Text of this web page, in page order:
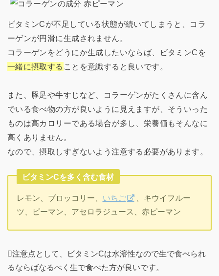
ビタミンCが不足している状態が続いてしまうと、コラ
ーゲンが円滑に生成されません。
コラーゲンをどうにか生成したいならば、ビタミンCを
一緒に摂取する ことを意識すると良いです。
また、豚足や牛すじなど、コラーゲンがたくさんに含ん
でいる食べ物の方が良いように見えますが、そういった
ものは高カロリーである場合が多し、栄養価もそんなに
高くありません。
なので、摂取しすぎないよう注意する必要があります。
ビタミンCを多く含む食材
レモン、ブロッコリー、 いちご
、キウイフルー
ツ、ピーマン、アセロラジュース、赤ピーマン
注意点として、ビタミンCは水溶性なので生で食べられ
るならばなるべく生で食べた方が良いです。